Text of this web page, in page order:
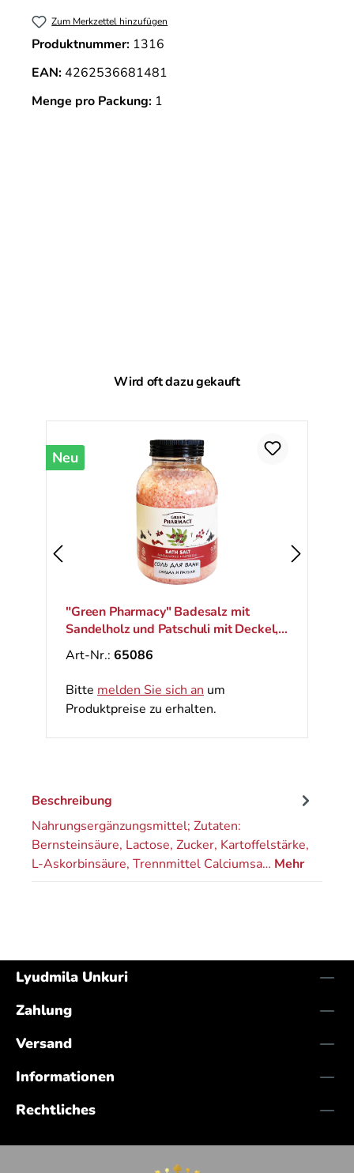
Zum Merkzettel hinzufügen
Produktnummer: 1316
EAN:4262536681481
Menge pro Packung: 1
Produktgalerie überspringen
Wird oft dazu gekauft
Neu
"Green Pharmacy" Badesalz mit
Sandelholz und Patschuli mit Deckel,
1000 g
Art-Nr.: 65086
Bitte melden Sie sich an um
Produktpreise zu erhalten.
Beschreibung
Nahrungsergänzungsmittel; Zutaten:
Bernsteinsäure, Lactose, Zucker, Kartoffelstärke,
L-Askorbinsäure, Trennmittel Calciumsa… Mehr
Lyudmila Unkuri
Zahlung
Versand
Informationen
Rechtliches